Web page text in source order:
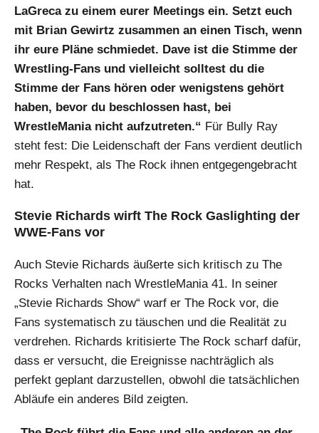
LaGreca zu einem eurer Meetings ein. Setzt euch
mit Brian Gewirtz zusammen an einen Tisch, wenn
ihr eure Pläne schmiedet. Dave ist die Stimme der
Wrestling-Fans und vielleicht solltest du die
Stimme der Fans hören oder wenigstens gehört
haben, bevor du beschlossen hast, bei
WrestleMania nicht aufzutreten.“ Für Bully Ray
steht fest: Die Leidenschaft der Fans verdient deutlich
mehr Respekt, als The Rock ihnen entgegengebracht
hat.
Stevie Richards wirft The Rock Gaslighting der
WWE-Fans vor
Auch Stevie Richards äußerte sich kritisch zu The
Rocks Verhalten nach WrestleMania 41. In seiner
„Stevie Richards Show“ warf er The Rock vor, die
Fans systematisch zu täuschen und die Realität zu
verdrehen. Richards kritisierte The Rock scharf dafür,
dass er versucht, die Ereignisse nachträglich als
perfekt geplant darzustellen, obwohl die tatsächlichen
Abläufe ein anderes Bild zeigten.